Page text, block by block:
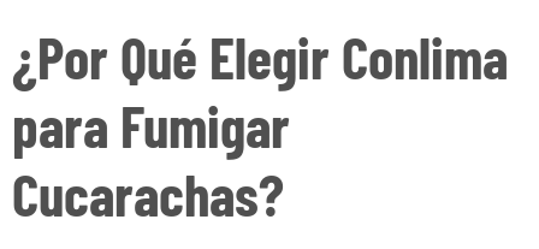
¿Por Qué Elegir Conlima
para Fumigar
Cucarachas?